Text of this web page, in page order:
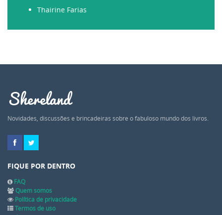
Thairine Farias
Shereland
Novidades, discussões e brincadeiras sobre o fabuloso mundo dos livros.
FIQUE POR DENTRO
FAQ
Quem somos
Política de privacidade
Termos de uso